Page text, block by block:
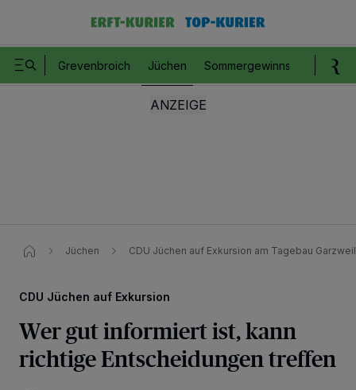
Grevenbroich Jüchen Sommergewinnspiel
Jüchen CDU Jüchen auf Exkursion am Tagebau
CDU Jüchen auf Exkursion
Wer gut informiert ist, kann
richtige Entscheidungen treffen